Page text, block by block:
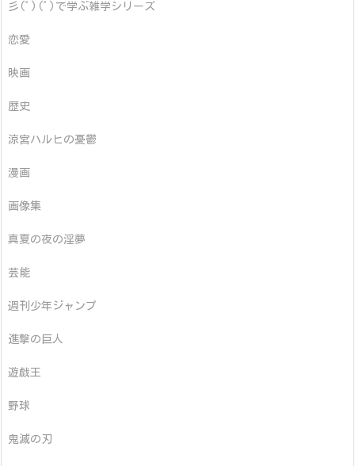
彡(ﾟ)(ﾟ)で学ぶ雑学シリーズ
恋愛
映画
歴史
涼宮ハルヒの憂鬱
漫画
画像集
真夏の夜の淫夢
芸能
週刊少年ジャンプ
進撃の巨人
遊戯王
野球
鬼滅の刃